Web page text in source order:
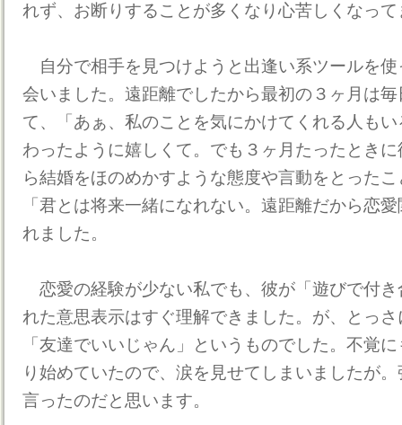
れず、お断りすることが多くなり心苦しくなっ
自分で相手を見つけようと出逢い系ツールを
会いました。遠距離でしたから最初の３ヶ月は
て、「あぁ、私のことを気にかけてくれる人も
わったように嬉しくて。でも３ヶ月たったとき
ら結婚をほのめかすような態度や言動をとった
「君とは将来一緒になれない。遠距離だから恋
れました。
恋愛の経験が少ない私でも、彼が「遊びで付
れた意思表示はすぐ理解できました。が、とっ
「友達でいいじゃん」というものでした。不覚
り始めていたので、涙を見せてしまいましたが
言ったのだと思います。